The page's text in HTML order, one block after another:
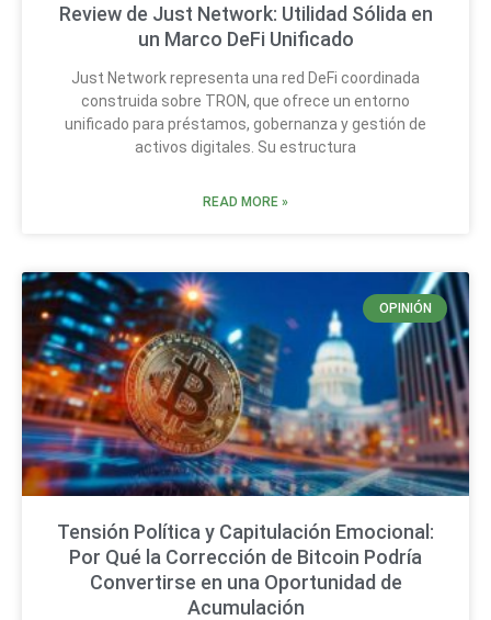
Review de Just Network: Utilidad Sólida en
un Marco DeFi Unificado
Just Network representa una red DeFi coordinada
construida sobre TRON, que ofrece un entorno
unificado para préstamos, gobernanza y gestión de
activos digitales. Su estructura
READ MORE »
OPINIÓN
Tensión Política y Capitulación Emocional:
Por Qué la Corrección de Bitcoin Podría
Convertirse en una Oportunidad de
Acumulación